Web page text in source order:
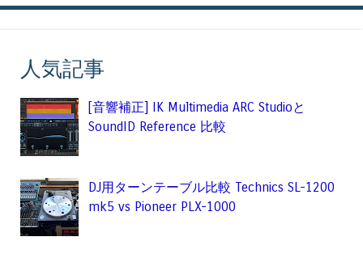
人気記事
[音響補正] IK Multimedia ARC Studioと
SoundID Reference 比較
DJ用ターンテーブル比較 Technics SL-1200
mk5 vs Pioneer PLX-1000